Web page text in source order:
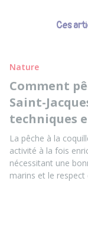
Ces
Nature
Comment
Saint-
techniques
La pêche à la
activité à la fois
nécessitant une
marins et le